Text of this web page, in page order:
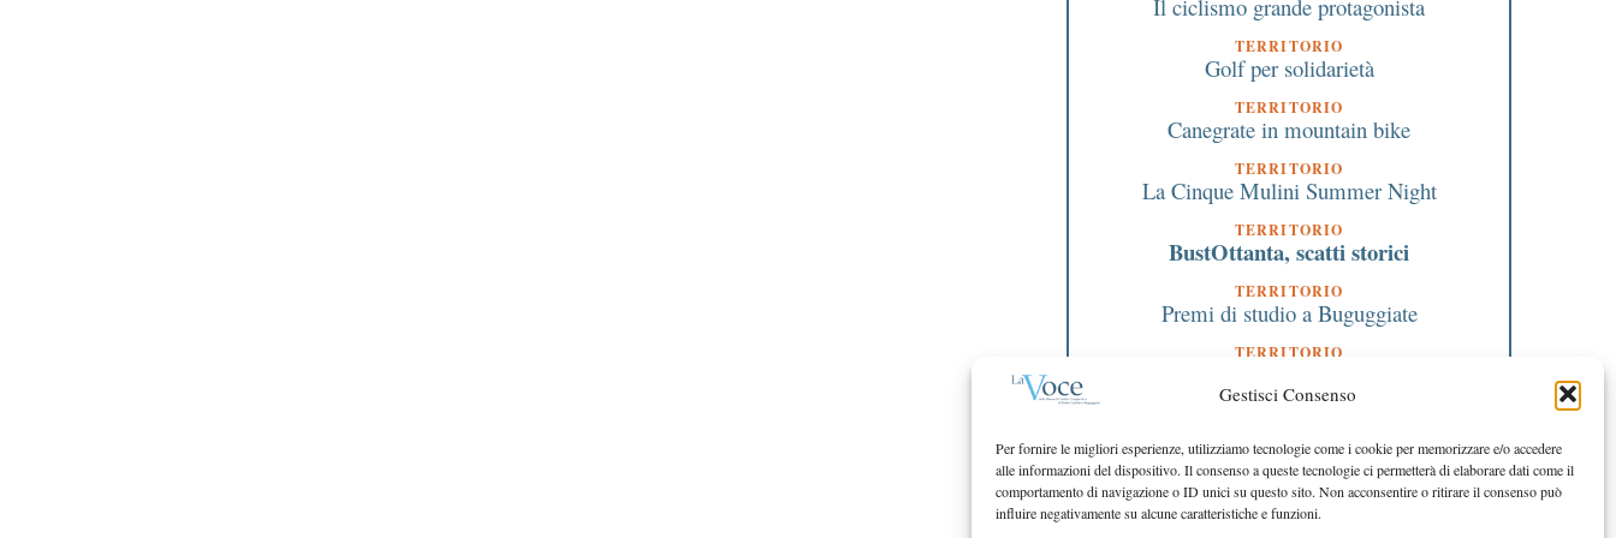
Gestisci Consenso
Per fornire le migliori esperienze, utilizziamo tecnologie come i cookie per memorizzare e/o accedere
alle informazioni del dispositivo. Il consenso a queste tecnologie ci permetterà di elaborare dati come il
comportamento di navigazione o ID unici su questo sito. Non acconsentire o ritirare il consenso può
influire negativamente su alcune caratteristiche e funzioni.
Il ciclismo grande protagonista
TERRITORIO
Golf per solidarietà
TERRITORIO
Canegrate in mountain bike
TERRITORIO
La Cinque Mulini Summer Night
TERRITORIO
BustOttanta, scatti storici
TERRITORIO
Premi di studio a Buguggiate
TERRITORIO
ASSOCIAZIONE CCR
Mostre e nuove iniziative, riparte il CCR